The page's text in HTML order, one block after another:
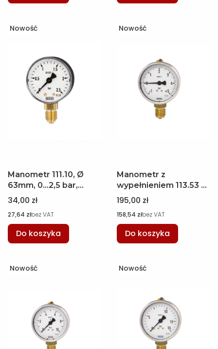
Nowość
Manometr 111.10, Ø
63mm, 0...2,5 bar,
przyłącze dolne M12 x
1,5, WIKA 7390631
Cena
34,00 zł
Cena
27,64 złbez VAT
Do koszyka
Nowość
Manometr z
wypełnieniem 113.53 w
oprawie ze stali
nierdzewnej, Ø 100
mm, -1...+5 bar, M20 x
1,5 WIKA 7479411
Cena
195,00 zł
Cena
158,54 złbez VAT
Do koszyka
Nowość Nowość